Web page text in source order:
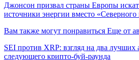
Джонсон призвал страны Европы
источники энергии вместо «Северного
Вам также могут понравиться Еще от
SEI против XRP: взгляд на два лучших
следующего крипто-буй-раунда